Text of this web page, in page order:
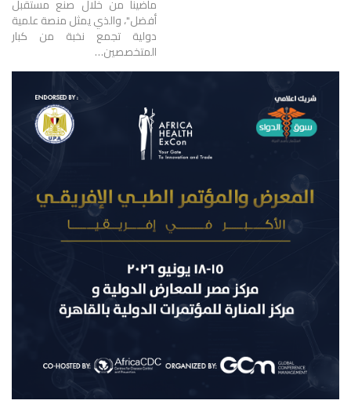
ماضينا من خلال صنع مستقبل
أفضل"، والذي يمثل منصة علمية
دولية تجمع نخبة من كبار
المتخصصين…